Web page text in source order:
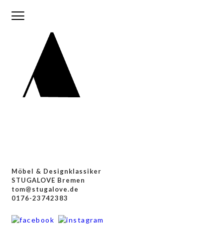
Möbel & Designklassiker
STUGALOVE Bremen
tom@stugalove.de
0176-23742383